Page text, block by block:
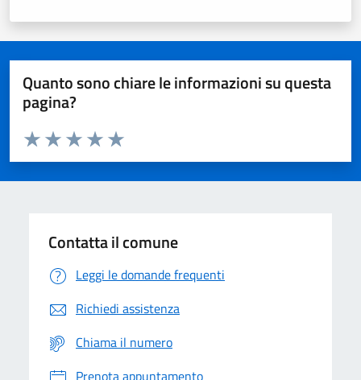
Quanto sono chiare le informazioni su questa
pagina?
Domanda
Valuta da 1 a 5 stelle la pagina
Valuta 5 stelle su 5
Valuta 4 stelle su 5
Valuta 3 stelle su 5
Valuta 2 stelle su 5
Valuta 1 stelle su 5
Contatta il comune
Leggi le domande frequenti
Richiedi assistenza
Chiama il numero
Prenota appuntamento